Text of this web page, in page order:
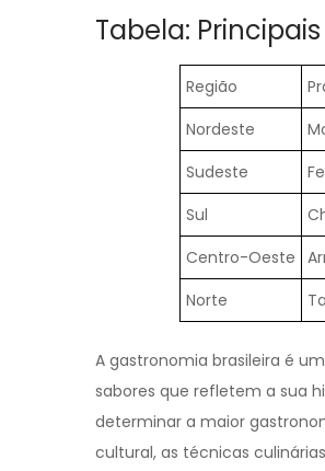
Tabela:
Região
Nordeste
Sudeste
Sul
Centro-Oeste
Norte
A gastronomia brasileira é
sabores que refletem a sua
determinar a maior
cultural, as técnicas